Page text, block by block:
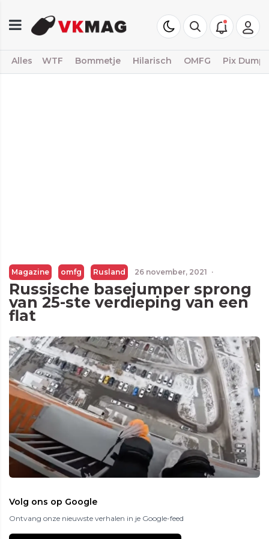
Alles WTF Bommetje Hilarisch OMFG Pix Dump
Magazine omfg Rusland 26 november, 2021 ·
Russische basejumper sprong
van 25-ste verdieping van een
flat
Volg ons op Google
Ontvang onze nieuwste verhalen in je Google-feed